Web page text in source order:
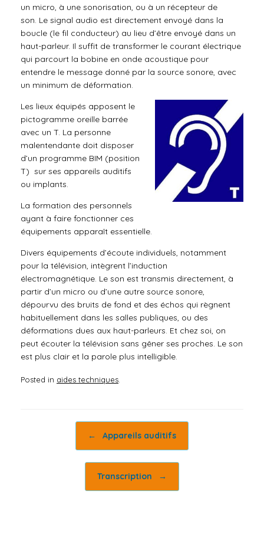
un micro, à une sonorisation, ou à un récepteur de
son. Le signal audio est directement envoyé dans la
boucle (le fil conducteur) au lieu d’être envoyé dans un
haut-parleur. Il suffit de transformer le courant électrique
qui parcourt la bobine en onde acoustique pour
entendre le message donné par la source sonore, avec
un minimum de déformation.
Les lieux équipés apposent le
pictogramme oreille barrée
avec un T. La personne
malentendante doit disposer
d’un programme BIM (position
T) sur ses appareils auditifs
ou implants.
La formation des personnels
ayant à faire fonctionner ces
équipements apparaît essentielle.
Divers équipements d’écoute individuels, notamment
pour la télévision, intègrent l’induction
électromagnétique. Le son est transmis directement, à
partir d’un micro ou d’une autre source sonore,
dépourvu des bruits de fond et des échos qui règnent
habituellement dans les salles publiques, ou des
déformations dues aux haut-parleurs. Et chez soi, on
peut écouter la télévision sans gêner ses proches. Le son
est plus clair et la parole plus intelligible.
Posted in aides techniques
← Appareils auditifs
Transcription →